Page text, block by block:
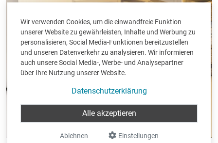
Wir verwenden Cookies, um die einwandfreie Funktion
unserer Website zu gewährleisten, Inhalte und Werbung zu
personalisieren, Social Media-Funktionen bereitzustellen
und unseren Datenverkehr zu analysieren. Wir informieren
auch unsere Social Media-, Werbe- und Analysepartner
über Ihre Nutzung unserer Website.
Datenschutzerklärung
Einstellungen
Ablehnen
Alle akzeptieren